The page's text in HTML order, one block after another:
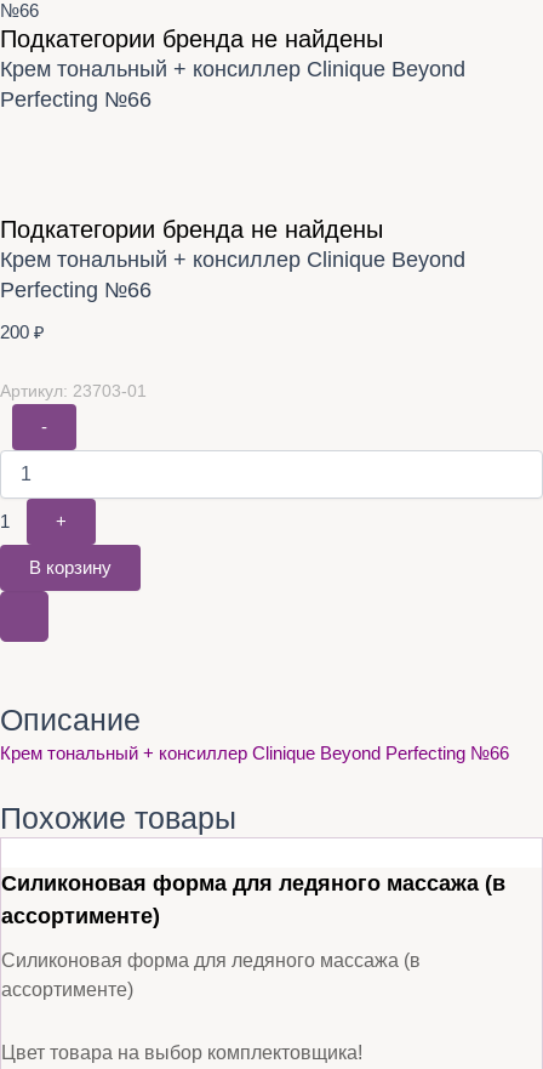
№66
Подкатегории бренда не найдены
Крем тональный + консиллер Clinique Beyond
Perfecting №66
Подкатегории бренда не найдены
Крем тональный + консиллер Clinique Beyond
Perfecting №66
200 ₽
Артикул: 23703-01
-
1 +
В корзину
Описание
Крем тональный + консиллер Clinique Beyond Perfecting №66
Похожие товары
Силиконовая форма для ледяного массажа (в
ассортименте)
Силиконовая форма для ледяного массажа (в
ассортименте)
Цвет товара на выбор комплектовщика!